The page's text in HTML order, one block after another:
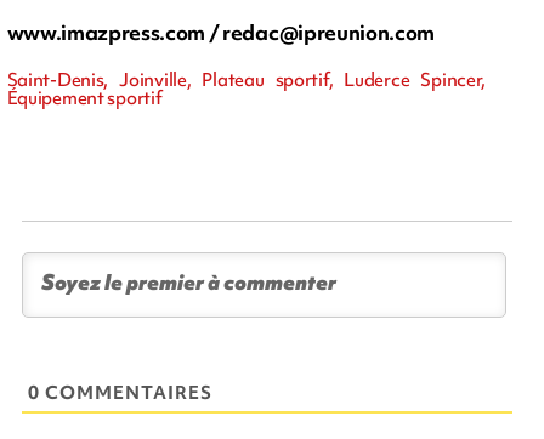
www.imazpress.com /redac@ipreunion.com
Saint-Denis, Joinville, Plateau sportif, Luderce Spincer,
Équipement sportif
0 COMMENTAIRES